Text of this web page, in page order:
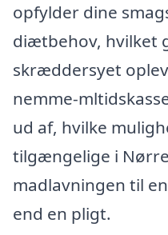
opfylder dine
diætbehov, hvilket
skræddersyet
nemme-
ud af, hvilke
tilgængelige i
madlavningen til
end en pligt.